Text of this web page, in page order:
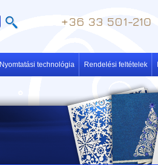
+36 33 501-210
Nyomtatási technológia Rendelési feltételek